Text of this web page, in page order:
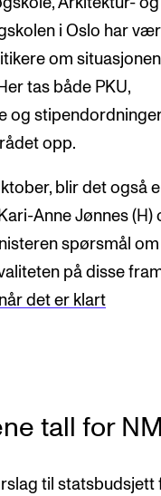
i Oslo har
om
tas både PKU,
og
opp.
blir det også
Anne Jønnes (H)
spørsmål om
på disse
det er klart
tall for
til statsbudsjett